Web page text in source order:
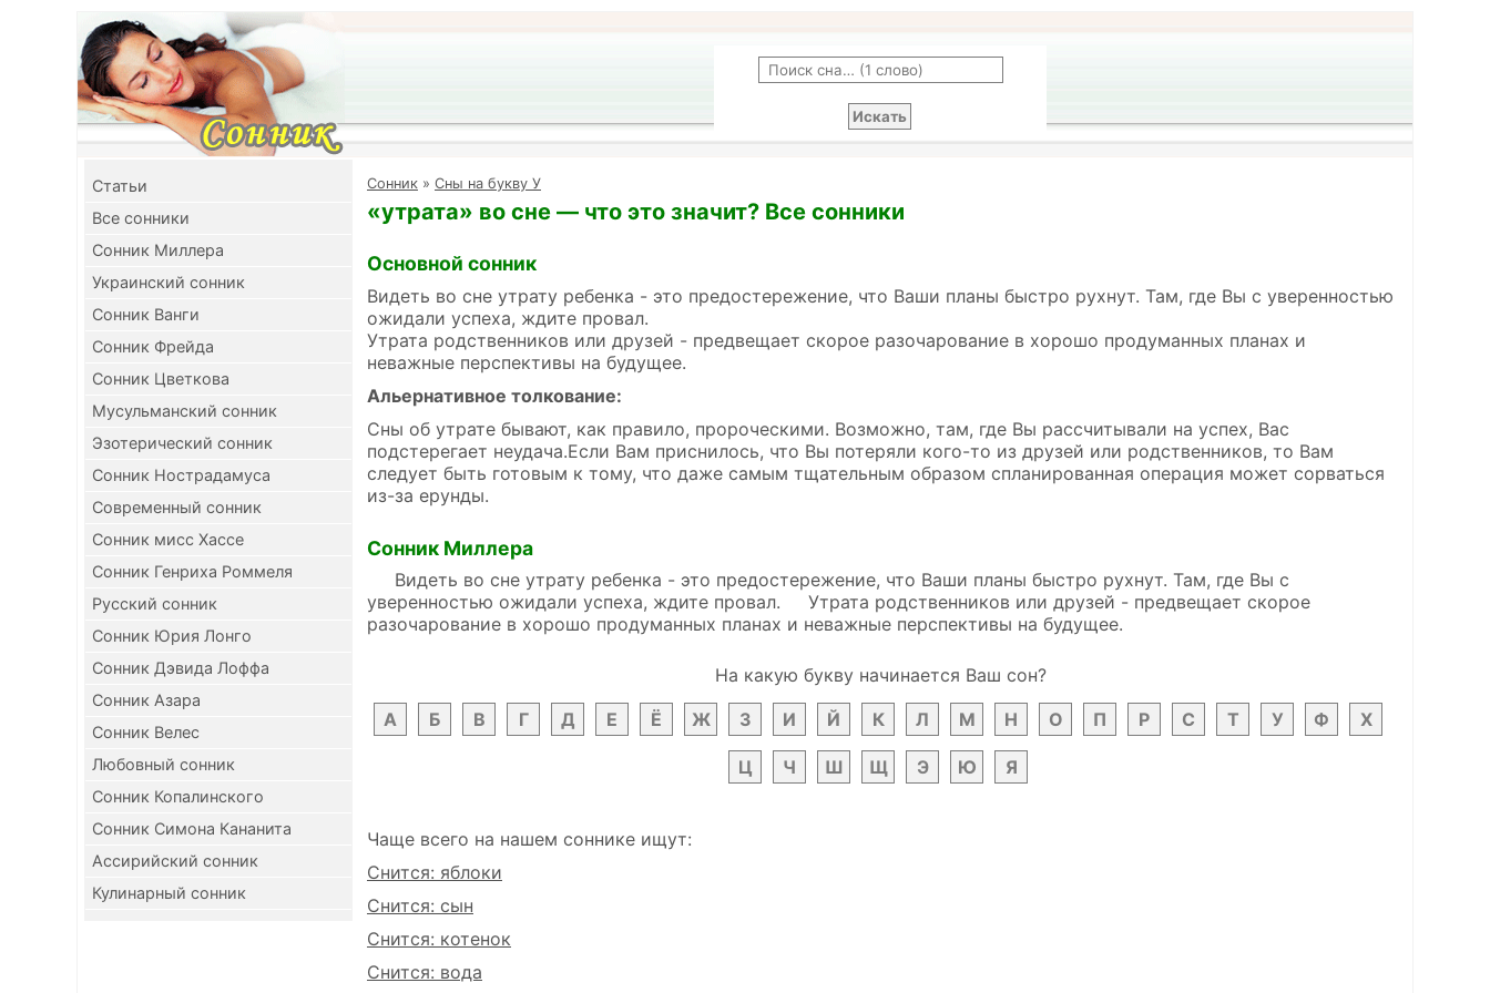
Cтатьи
Все сонники
Сонник Миллера
Украинский сонник
Сонник Ванги
Сонник Фрейда
Сонник Цветкова
Мусульманский сонник
Эзотерический сонник
Сонник Нострадамуса
Современный сонник
Сонник мисс Хассе
Сонник Генриха Роммеля
Русский сонник
Сонник Юрия Лонго
Сонник Дэвида Лоффа
Сонник Азара
Сонник Велес
Любовный сонник
Сонник Копалинского
Сонник Симона Кананита
Ассирийский сонник
Кулинарный сонник
Cонник » Сны на букву У
«утрата» во сне — что это значит? Все сонники
Основной сонник
Видеть во сне утрату ребенка - это предостережение, что Ваши планы быстро рухнут. Там, где Вы с уверенностью
ожидали успеха, ждите провал.
Утрата родственников или друзей - предвещает скорое разочарование в хорошо продуманных планах и
неважные перспективы на будущее.
Альернативное толкование:
Сны об утрате бывают, как правило, пророческими. Возможно, там, где Вы рассчитывали на успех, Вас
подстерегает неудача.Если Вам приснилось, что Вы потеряли кого-то из друзей или родственников, то Вам
следует быть готовым к тому, что даже самым тщательным образом спланированная операция может сорваться
из-за ерунды.
Сонник Миллера
Видеть во сне утрату ребенка - это предостережение, что Ваши планы быстро рухнут. Там, где Вы с
уверенностью ожидали успеха, ждите провал. Утрата родственников или друзей - предвещает скорое
разочарование в хорошо продуманных планах и неважные перспективы на будущее.
На какую букву начинается Ваш сон?
А
Б В Г Д Е Ё Ж З И Й К Л М Н О П Р С Т У Ф Х
Ц Ч Ш Щ Э Ю Я
Чаще всего на нашем соннике ищут:
Снится: яблоки
Снится: сын
Снится: котенок
Снится: вода